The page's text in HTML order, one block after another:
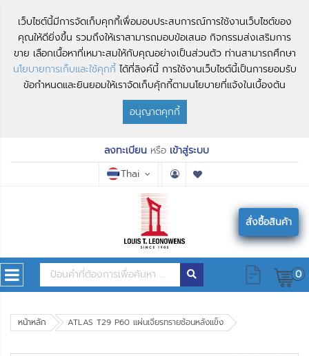
เว็บไซต์นี้มีการจัดเก็บคุกกี้เพื่อมอบประสบการณ์การใช้งานเว็บไซต์ของ
คุณให้ดียิ่งขึ้น รวมถึงให้เราสามารถมอบข้อเสนอ กิจกรรมส่งเสริมการ
ขาย เลือกเนื้อหาที่เหมาะสมให้กับคุณอย่างเป็นส่วนตัว ท่านสามารถศึกษา
นโยบายการเก็บและใช้คุกกี้ ได้ที่ลิงค์นี้ การใช้งานเว็บไซต์นี้เป็นการยอมรับ
ข้อกำหนดและยินยอมให้เราจัดเก็บคุ้กกี้ตามนโยบายที่แจ้งในเบื้องต้น
อนุญาตคุกกี้
ลงทะเบียนหรือ เข้าสู่ระบบ
Thai
สั่งซื้อสินค้า
0
หน้าหลัก ATLAS T29 P60 แผ่นเจียรทรายซ้อนหลังแข็ง